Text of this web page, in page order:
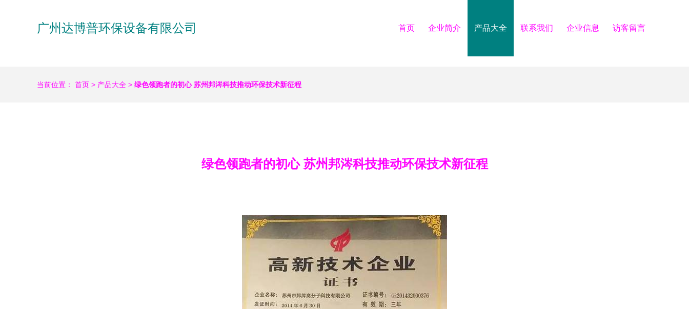
广州达博普环保设备有限公司 首页 企业简介 产品大全 联系我们 企业信息 访客留言
当前位置： 首页 > 产品大全 > 绿色领跑者的初心 苏州邦涔科技推动环保技术新征程
绿色领跑者的初心 苏州邦涔科技推动环保技术新征程